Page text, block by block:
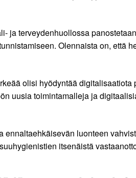
ja terveydenhuollossa
Olennaista on, että
olisi hyödyntää
uusia toimintamalleja ja
ennaltaehkäisevän luonteen
itsenäistä